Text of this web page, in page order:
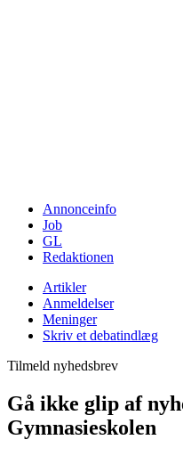
Annonceinfo
Job
GL
Redaktionen
Artikler
Anmeldelser
Meninger
Skriv et debatindlæg
Tilmeld nyhedsbrev
Gå ikke glip af
Gymnasieskolen